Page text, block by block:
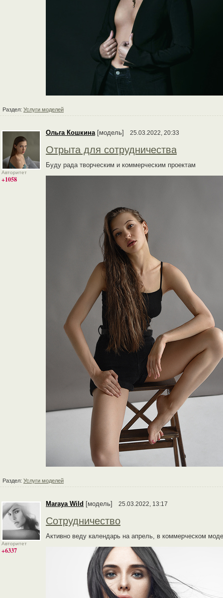
Раздел: Услуги моделей
Авторитет
+1058
Ольга Кошкина[модель] 25.03.2022, 20:33
Отрыта для сотрудничества
Буду рада творческим и коммерческим проектам
Раздел: Услуги моделей
Авторитет
+6337
Maraya Wild [модель] 25.03.2022, 13:17
Сотрудничество
Активно веду календарь на апрель, в коммерческом